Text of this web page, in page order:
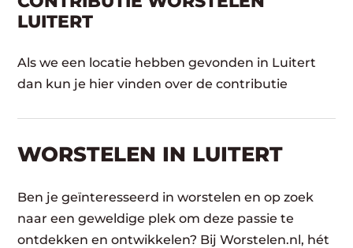
LUITERT
Als we een locatie hebben gevonden in Luitert
dan kun je hier vinden over de contributie
WORSTELEN​ IN LUITERT
Ben je geïnteresseerd in worstelen en op zoek
naar een geweldige plek om deze passie te
ontdekken en ontwikkelen? Bij Worstelen.nl, hét